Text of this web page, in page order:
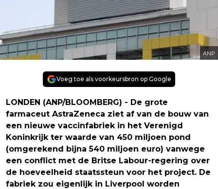
ANP
Voeg toe als voorkeursbron op Google
LONDEN (ANP/BLOOMBERG) - De grote
farmaceut AstraZeneca ziet af van de bouw van
een nieuwe vaccinfabriek in het Verenigd
Koninkrijk ter waarde van 450 miljoen pond
(omgerekend bijna 540 miljoen euro) vanwege
een conflict met de Britse Labour-regering over
de hoeveelheid staatssteun voor het project. De
fabriek zou eigenlijk in Liverpool worden